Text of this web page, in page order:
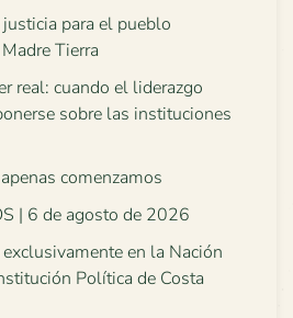
para el pueblo
Tierra
real: cuando el liderazgo
sobre las instituciones
comenzamos
| 6 de agosto de 2026
en la Nación
Política de Costa